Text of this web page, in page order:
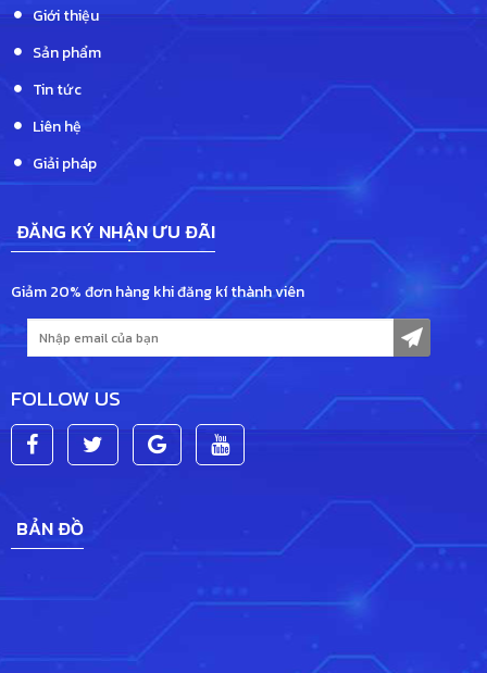
Giới thiệu
Sản phẩm
Tin tức
Liên hệ
Giải pháp
ĐĂNG KÝ NHẬN ƯU ĐÃI
Giảm 20% đơn hàng khi đăng kí thành viên
FOLLOW US
BẢN ĐỒ